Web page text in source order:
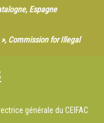
Espagne
Commission for Illegal
Nationale du
France
générale du CEIFAC